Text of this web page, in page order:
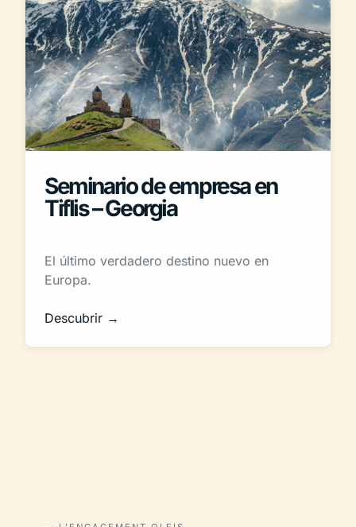
Seminario de empresa en
Tiflis – Georgia
El último verdadero destino nuevo en
Europa.
Descubrir →